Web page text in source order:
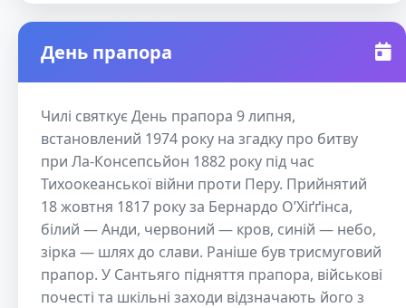
День прапора
Чилі святкує День прапора 9 липня,
встановлений 1974 року на згадку про битву
при Ла-Консепсьйон 1882 року під час
Тихоокеанської війни проти Перу. Прийнятий
18 жовтня 1817 року за Бернардо О’Хіґґінса,
білий — Анди, червоний — кров, синій — небо,
зірка — шлях до слави. Раніше був трисмуговий
прапор. У Сантьяго підняття прапора, військові
почесті та шкільні заходи відзначають його з